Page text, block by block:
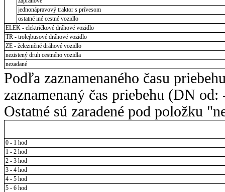
jednonápravový traktor s prívesom
ostatné iné cestné vozidlo
ELEK - električkové dráhové vozidlo
TR - trolejbusové dráhové vozidlo
ZE - železničné dráhové vozidlo
nezistený druh cestného vozidla
nezadané
Podľa zaznamenaného času
zaznamenaný čas priebehu (DN
Ostatné sú zaradené pod položku
0 - 1 hod
1 - 2 hod
2 - 3 hod
3 - 4 hod
4 - 5 hod
5 - 6 hod